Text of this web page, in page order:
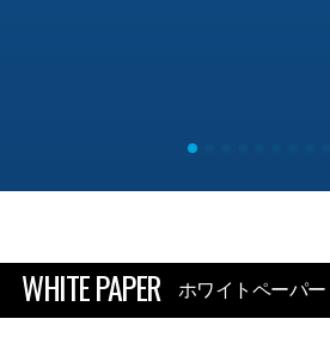
WHITE PAPER ホワイトペーパー